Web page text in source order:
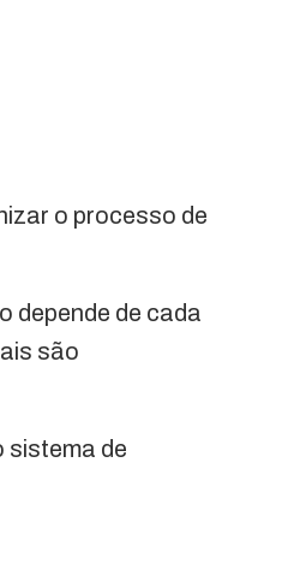
o processo de
depende de cada
são
sistema de